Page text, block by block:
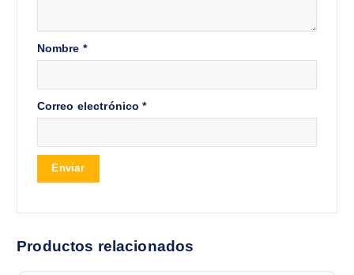
Nombre *
Correo electrónico*
Productos relacionados